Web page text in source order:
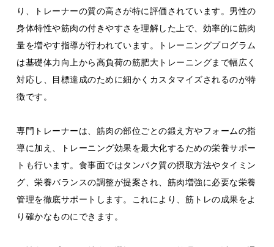
り、トレーナーの質の高さが特に評価されています。男性の
身体特性や筋肉の付きやすさを理解した上で、効率的に筋肉
量を増やす指導が行われています。トレーニングプログラム
は基礎体力向上から高負荷の筋肥大トレーニングまで幅広く
対応し、目標達成のために細かくカスタマイズされるのが特
徴です。
専門トレーナーは、筋肉の部位ごとの鍛え方やフォームの指
導に加え、トレーニング効果を最大化するための栄養サポー
トも行います。食事面ではタンパク質の摂取方法やタイミン
グ、栄養バランスの調整が提案され、筋肉増強に必要な栄養
管理を徹底サポートします。これにより、筋トレの成果をよ
り確かなものにできます。